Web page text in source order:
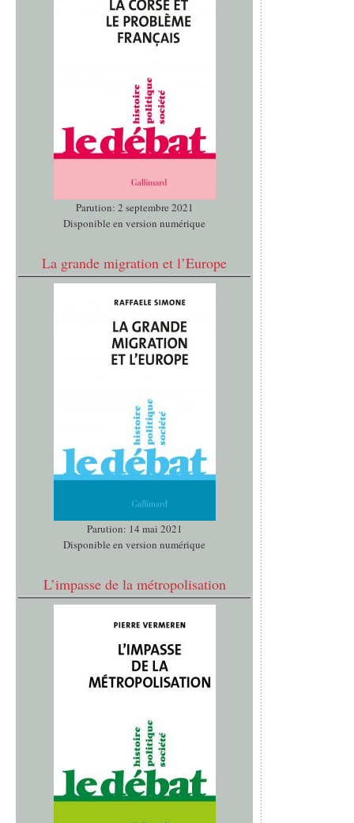
Parution: 2 septembre 2021
Disponible en version numérique
La grande migration et l’Europe
Parution: 14 mai 2021
Disponible en version numérique
L’impasse de la métropolisation